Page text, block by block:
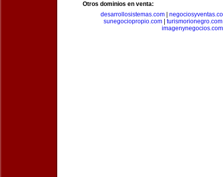
Otros dominios en venta:
desarrollosistemas.com|
sunegociopropio.com| turismorionegro.com
imagenynegocios.com